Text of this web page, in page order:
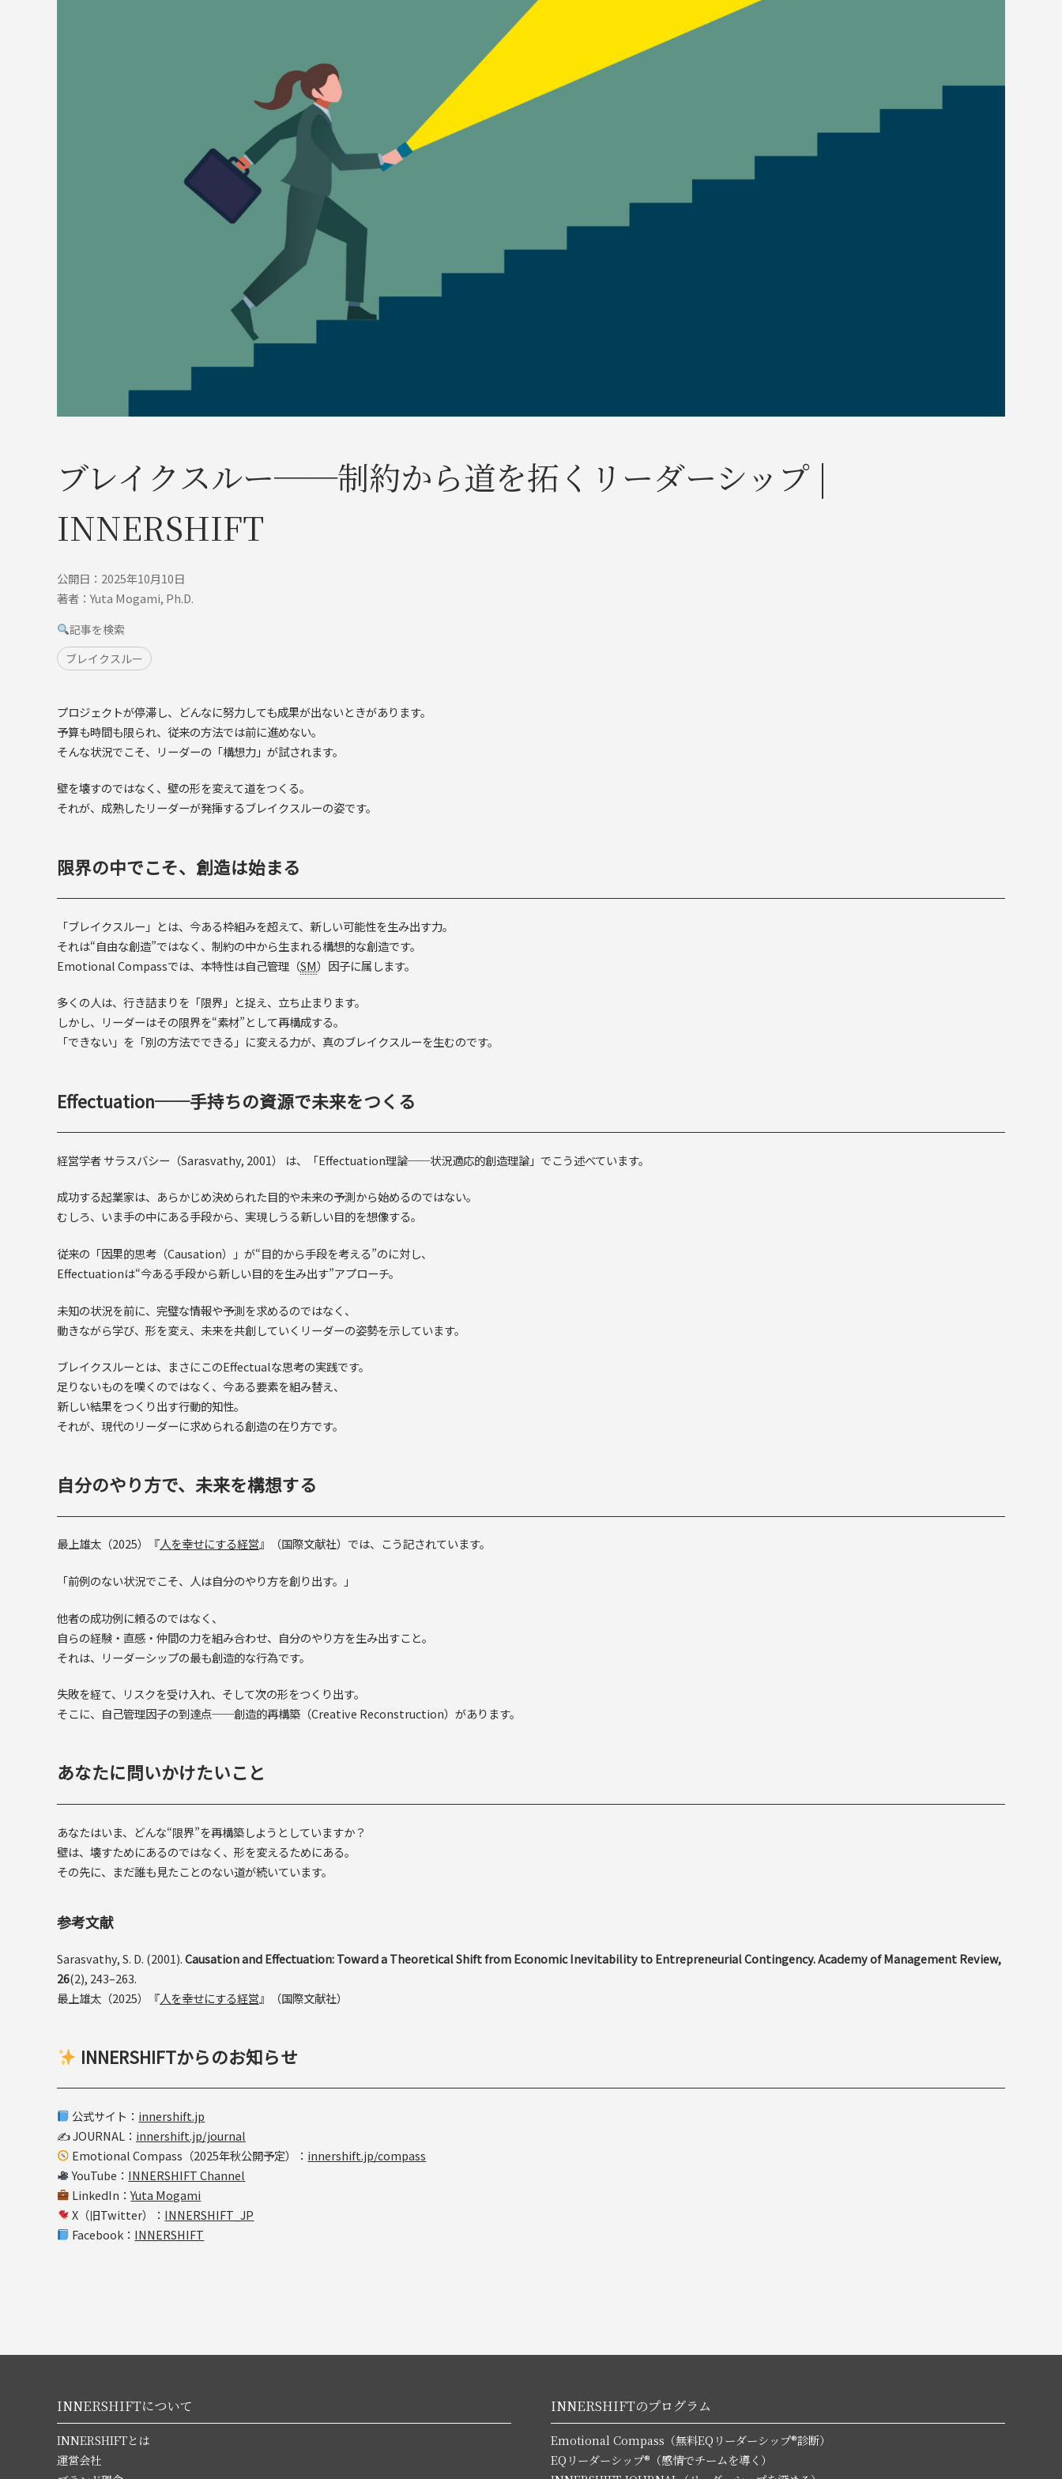
ブレイクスルー──制約から道を拓くリーダーシップ |
INNERSHIFT
公開日：2025年10月10日
著者：Yuta Mogami, Ph.D.
記事を検索
ブレイクスルー
プロジェクトが停滞し、どんなに努力しても成果が出ないときがあります。
予算も時間も限られ、従来の方法では前に進めない。
そんな状況でこそ、リーダーの「構想力」が試されます。
壁を壊すのではなく、壁の形を変えて道をつくる。
それが、成熟したリーダーが発揮するブレイクスルーの姿です。
限界の中でこそ、創造は始まる
「ブレイクスルー」とは、今ある枠組みを超えて、新しい可能性を生み出す力。
それは“自由な創造”ではなく、制約の中から生まれる構想的な創造です。
Emotional Compassでは、本特性は自己管理（SM）因子に属します。
多くの人は、行き詰まりを「限界」と捉え、立ち止まります。
しかし、リーダーはその限界を“素材”として再構成する。
「できない」を「別の方法でできる」に変える力が、真のブレイクスルーを生むのです。
Effectuation──手持ちの資源で未来をつくる
経営学者 サラスバシー（Sarasvathy, 2001） は、「Effectuation理論──状況適応的創造理論」でこう述べています。
成功する起業家は、あらかじめ決められた目的や未来の予測から始めるのではない。
むしろ、いま手の中にある手段から、実現しうる新しい目的を想像する。
従来の「因果的思考（Causation）」が“目的から手段を考える”のに対し、
Effectuationは“今ある手段から新しい目的を生み出す”アプローチ。
未知の状況を前に、完璧な情報や予測を求めるのではなく、
動きながら学び、形を変え、未来を共創していくリーダーの姿勢を示しています。
ブレイクスルーとは、まさにこのEffectualな思考の実践です。
足りないものを嘆くのではなく、今ある要素を組み替え、
新しい結果をつくり出す行動的知性。
それが、現代のリーダーに求められる創造の在り方です。
自分のやり方で、未来を構想する
最上雄太（2025）『人を幸せにする経営』（国際文献社）では、こう記されています。
「前例のない状況でこそ、人は自分のやり方を創り出す。」
他者の成功例に頼るのではなく、
自らの経験・直感・仲間の力を組み合わせ、自分のやり方を生み出すこと。
それは、リーダーシップの最も創造的な行為です。
失敗を経て、リスクを受け入れ、そして次の形をつくり出す。
そこに、自己管理因子の到達点──創造的再構築（Creative Reconstruction）があります。
あなたに問いかけたいこと
あなたはいま、どんな“限界”を再構築しようとしていますか？
壁は、壊すためにあるのではなく、形を変えるためにある。
その先に、まだ誰も見たことのない道が続いています。
参考文献
Sarasvathy, S. D. (2001).Causation and Effectuation: Toward a Theoretical Shift from Economic Inevitability to Entrepreneurial Contingency.Academy of Management Review,
26(2), 243–263.
最上雄太（2025）『人を幸せにする経営』（国際文献社）
INNERSHIFTからのお知らせ
公式サイト： innershift.jp
✍️ JOURNAL： innershift.jp/journal
Emotional Compass（2025年秋公開予定）： innershift.jp/compass
YouTube： INNERSHIFT Channel
LinkedIn：Yuta Mogami
X（旧Twitter）： INNERSHIFT_JP
Facebook： INNERSHIFT
INNERSHIFTについて
INNERSHIFTとは
運営会社
INNERSHIFTのプログラム
Emotional Compass（無料EQリーダーシップ®診断）
EQリーダーシップ®（感情でチームを導く）